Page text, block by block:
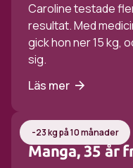
Caroline testade
resultat. Med
gick hon ner 15 kg,
sig.
Läs mer
-23 kg på 10 månader
Manga, 35 år